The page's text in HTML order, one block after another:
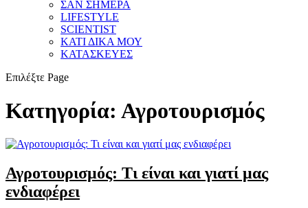
ΣΑΝ ΣΗΜΕΡΑ
LIFESTYLE
SCIENTIST
ΚΑΤΙ ΔΙΚΑ ΜΟΥ
ΚΑΤΑΣΚΕΥΕΣ
Επιλέξτε Page
Κατηγορία: Αγροτουρισμός
Αγροτουρισμός: Τι είναι και γιατί μας
ενδιαφέρει